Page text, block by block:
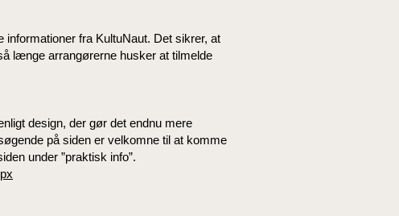
fra KultuNaut. Det sikrer, at
længe arrangørerne husker at tilmelde
design, der gør det endnu mere
på siden er velkomne til at komme
under ”praktisk info”.